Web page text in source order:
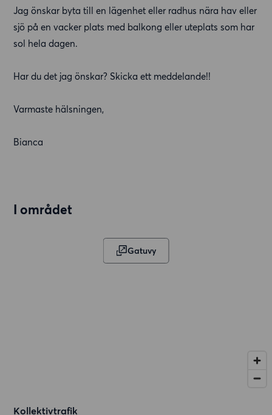
Jag önskar byta till en lägenhet eller radhus nära hav eller
sjö på en vacker plats med balkong eller uteplats som har
sol hela dagen.
Har du det jag önskar? Skicka ett meddelande!!
Varmaste hälsningen,
Bianca
I området
Gatuvy
Kollektivtrafik